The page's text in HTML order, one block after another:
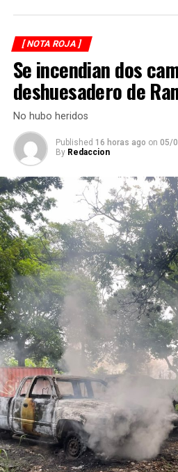
Hallan cuatro cuerpos en la
ANTES
Abaten a cinco secuestradores
[ NOTA ROJA ]
Se incendian dos
deshuesadero de
No hubo heridos
Published 16 horas ago on 05/
By Redaccion